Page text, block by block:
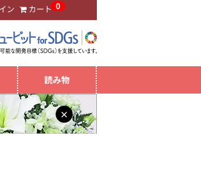
ン カート 0
読み物
×